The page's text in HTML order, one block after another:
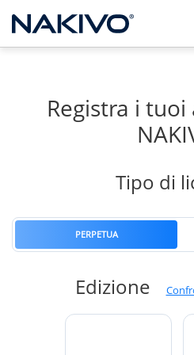
Registra i tuoi
Tipo di
PERPETUA
Edizione